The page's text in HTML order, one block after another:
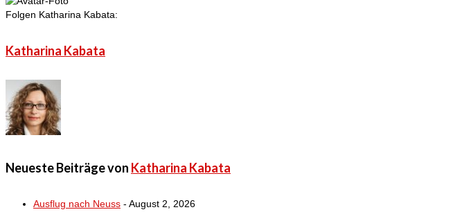
Folgen Katharina Kabata:
Katharina Kabata
Neueste Beiträge von Katharina Kabata
Ausflug nach Neuss - August 2, 2026